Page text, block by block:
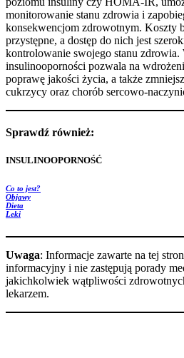
monitorowanie stanu zdrowia i
konsekwencjom zdrowotnym. Koszty
przystępne, a dostęp do nich jest
kontrolowanie swojego stanu
insulinooporności pozwala na
poprawę jakości życia, a także
cukrzycy oraz chorób sercowo-
Sprawdź również:
INSULINOOPORNOŚĆ
Co to jest?
Objawy
Dieta
Leki
Uwaga: Informacje zawarte na tej
informacyjny i nie zastępują porady
jakichkolwiek wątpliwości
lekarzem.